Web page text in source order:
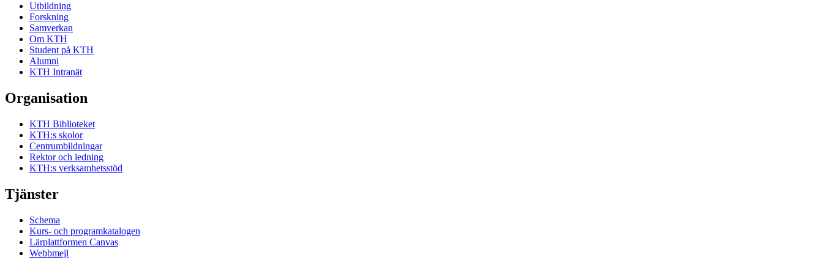
Utbildning
Forskning
Samverkan
Om KTH
Student på KTH
Alumni
KTH Intranät
Organisation
KTH Biblioteket
KTH:s skolor
Centrumbildningar
Rektor och ledning
KTH:s verksamhetsstöd
Tjänster
Schema
Kurs- och programkatalogen
Lärplattformen Canvas
Webbmejl